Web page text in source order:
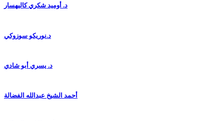
د. أوميد شكري كاليهسار
د.نوريكو سوزوكي
د. يسري أبو شادي
أحمد الشيخ عبدالله الفضالة